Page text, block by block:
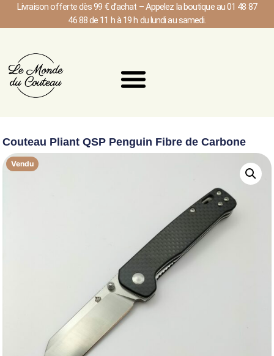
Livraison offerte dès 99 € d’achat – Appelez la boutique au 01 48 87
46 88 de 11 h à 19 h du lundi au samedi.
Couteau Pliant QSP Penguin Fibre de Carbone
Vendu